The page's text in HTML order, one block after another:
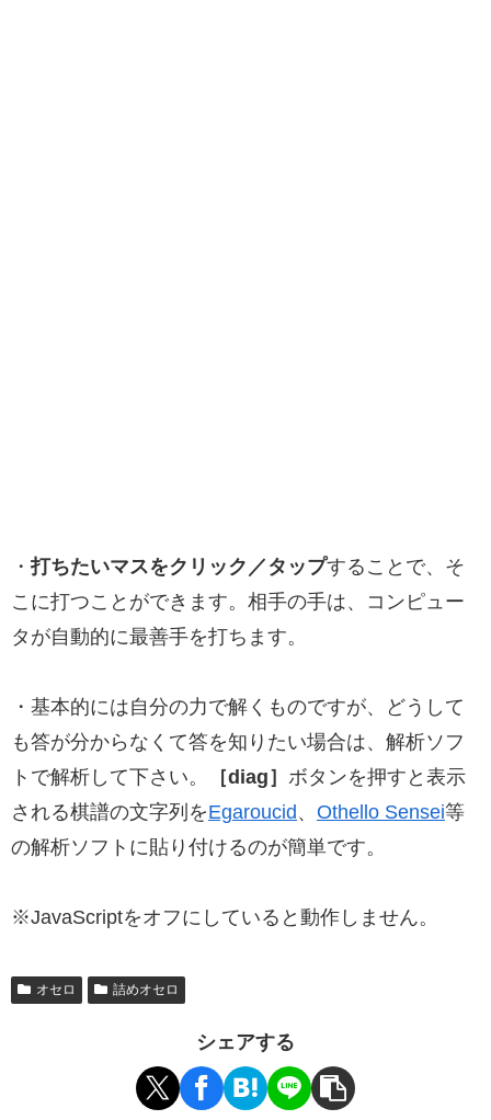
・打ちたいマスをクリック／タップすることで、そ
こに打つことができます。相手の手は、コンピュー
タが自動的に最善手を打ちます。
・基本的には自分の力で解くものですが、どうして
も答が分からなくて答を知りたい場合は、解析ソフ
トで解析して下さい。
［diag］ ボタンを押すと表示
される棋譜の文字列をEgaroucid、 Othello Sensei等
の解析ソフトに貼り付けるのが簡単です。
※JavaScriptをオフにしていると動作しません。
オセロ 詰めオセロ
シェアする